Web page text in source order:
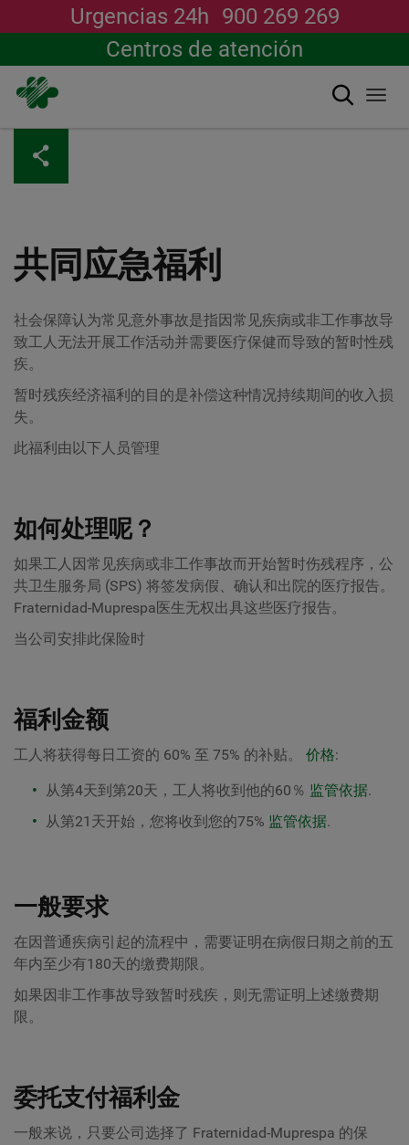
主
Urgencias 24h 900 269 269
Centros de atención
搜索
共同应急福利
社会保障认为常见意外事故是指因常见疾病或非工作事故导
致工人无法开展工作活动并需要医疗保健而导致的暂时性残
疾。
暂时残疾经济福利的目的是补偿这种情况持续期间的收入损
失。
此福利由以下人员管理
如何处理呢？
如果工人因常见疾病或非工作事故而开始暂时伤残程序，公
共卫生服务局 (SPS) 将签发病假、确认和出院的医疗报告。
Fraternidad-Muprespa医生无权出具这些医疗报告。
当公司安排此保险时
福利金额
工人将获得每日工资的 60% 至 75% 的补贴。 价格:
从第4天到第20天，工人将收到他的60％ 监管依据.
从第21天开始，您将收到您的75% 监管依据.
一般要求
在因普通疾病引起的流程中，需要证明在病假日期之前的五
年内至少有180天的缴费期限。
如果因非工作事故导致暂时残疾，则无需证明上述缴费期
限。
委托支付福利金
一般来说，只要公司选择了 Fraternidad-Muprespa 的保